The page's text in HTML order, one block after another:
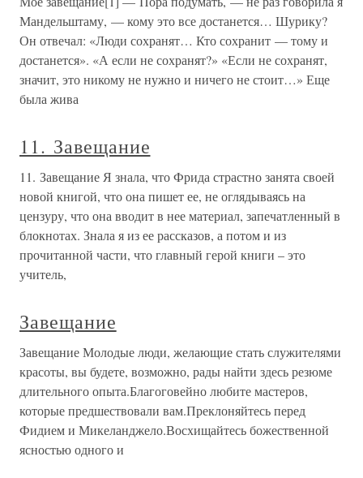
Мандельштаму, — кому это все достанется… Шурику?
Он отвечал: «Люди сохранят… Кто сохранит — тому и
достанется». «А если не сохранят?» «Если не сохранят,
значит, это никому не нужно и ничего не стоит…» Еще
была жива
11. Завещание
11. Завещание Я знала, что Фрида страстно занята своей
новой книгой, что она пишет ее, не оглядываясь на
цензуру, что она вводит в нее материал, запечатленный в
блокнотах. Знала я из ее рассказов, а потом и из
прочитанной части, что главный герой книги – это
учитель,
Завещание
Завещание Молодые люди, желающие стать служителями
красоты, вы будете, возможно, рады найти здесь резюме
длительного опыта.Благоговейно любите мастеров,
которые предшествовали вам.Преклоняйтесь перед
Фидием и Микеланджело.Восхищайтесь божественной
ясностью одного и